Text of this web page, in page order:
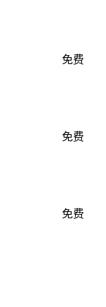
免费
免费
免费